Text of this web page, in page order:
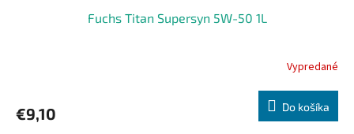
Fuchs Titan Supersyn 5W-50 1L
Vypredané
€9,10 Do košíka